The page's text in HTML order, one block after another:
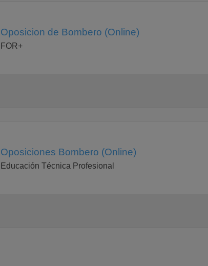
Oposicion de Bombero (Online)
FOR+
Oposiciones Bombero (Online)
Educación Técnica Profesional